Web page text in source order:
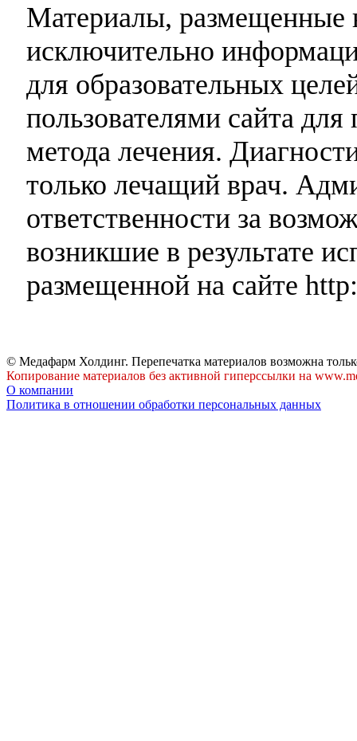
Материалы, размещенные
исключительно
для образовательных
пользователями сайта
метода лечения.
только лечащий врач.
ответственности за
возникшие в результате
размещенной на сайте
© Медафарм Холдинг. Перепечатка материалов возможна
Копирование материалов без активной гиперссылки на
О компании
Политика в отношении обработки персональных данных